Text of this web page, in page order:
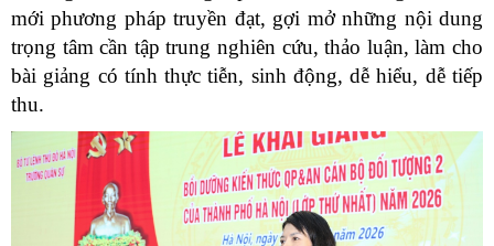
mới phương pháp truyền đạt, gợi mở những nội dung
trọng tâm cần tập trung nghiên cứu, thảo luận, làm cho
bài giảng có tính thực tiễn, sinh động, dễ hiểu, dễ tiếp
thu.